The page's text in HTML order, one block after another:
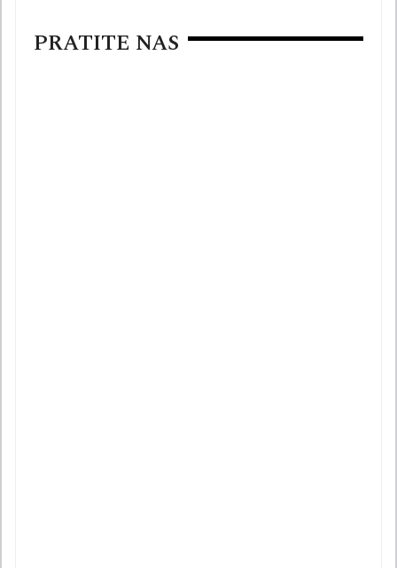
PRATITE NAS